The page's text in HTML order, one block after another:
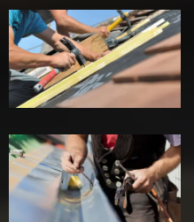
Réparation de
toiture 39
Jura
Travaux de
zinguerie 39
Jura